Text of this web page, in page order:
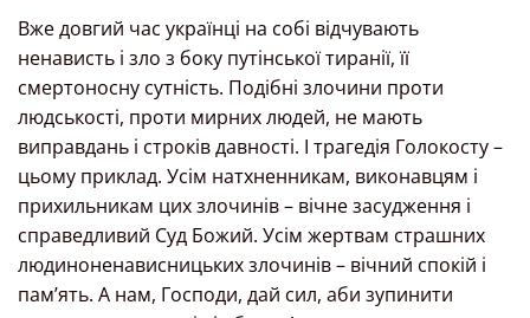
Вже довгий час українці на собі відчувають
ненависть і зло з боку путінської тиранії, її
смертоносну сутність. Подібні злочини проти
людськості, проти мирних людей, не мають
виправдань і строків давності. І трагедія Голокосту –
цьому приклад. Усім натхненникам, виконавцям і
прихильникам цих злочинів – вічне засудження і
справедливий Суд Божий. Усім жертвам страшних
людиноненависницьких злочинів – вічний спокій і
пам’ять. А нам, Господи, дай сил, аби зупинити